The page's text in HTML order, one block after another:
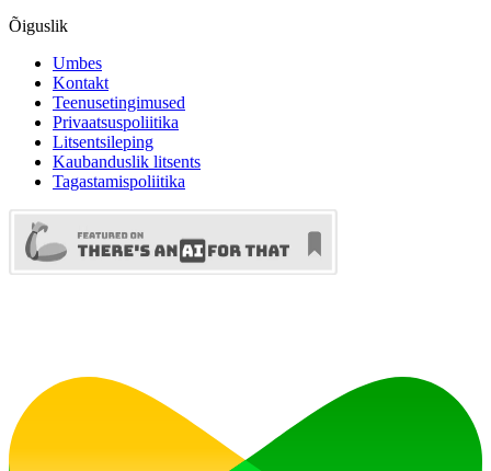
Õiguslik
Umbes
Kontakt
Teenusetingimused
Privaatsuspoliitika
Litsentsileping
Kaubanduslik litsents
Tagastamispoliitika